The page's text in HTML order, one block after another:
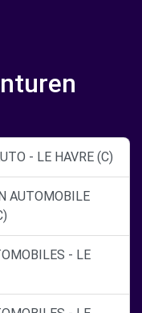
- LE HAVRE (C)
AUTOMOBILE
- LE